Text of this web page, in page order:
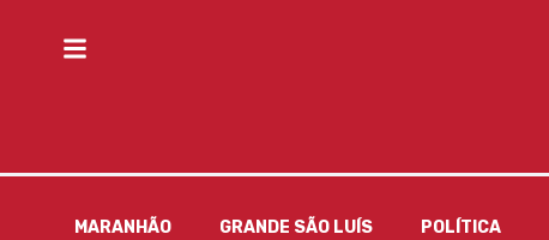
MARANHÃO GRANDE SÃO LUÍS POLÍTICA